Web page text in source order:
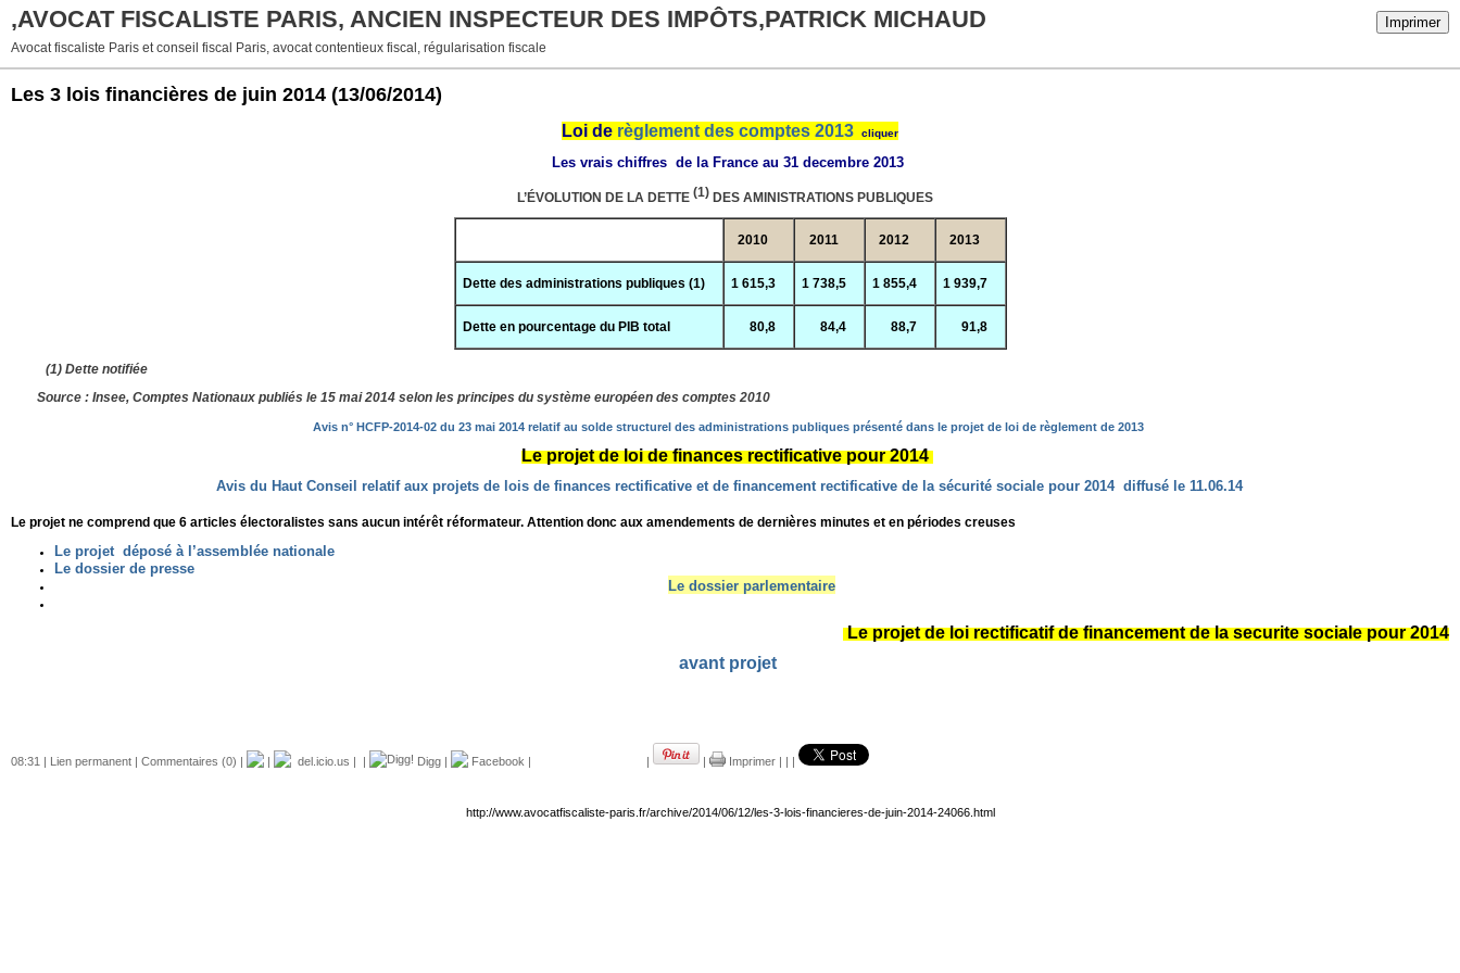
Imprimer
,AVOCAT FISCALISTE PARIS, ANCIEN INSPECTEUR DES IMPÔTS,PATRICK MICHAUD
Avocat fiscaliste Paris et conseil fiscal Paris, avocat contentieux fiscal, régularisation fiscale
Les 3 lois financières de juin 2014 (13/06/2014)
Loi de règlement des comptes 2013 cliquer
Les vrais chiffres de la France au 31 decembre 2013
L’ÉVOLUTION DE LA DETTE (1) DES AMINISTRATIONS PUBLIQUES
2010 2011 2012 2013
Dette des administrations publiques (1) 1 615,3 1 738,5 1 855,4 1 939,7
Dette en pourcentage du PIB total 80,8 84,4 88,7 91,8
(1) Dette notifiée
Source : Insee, Comptes Nationaux publiés le 15 mai 2014 selon les principes du système européen des comptes 2010
Avis n° HCFP-2014-02 du 23 mai 2014 relatif au solde structurel des administrations publiques présenté dans le projet de loi de règlement de 2013
Le projet de loi de finances rectificative pour 2014
Avis du Haut Conseil relatif aux projets de lois de finances rectificative et de financement rectificative de la sécurité sociale pour 2014 diffusé le 11.06.14
Le projet ne comprend que 6 articles électoralistes sans aucun intérêt réformateur. Attention donc aux amendements de dernières minutes et en périodes creuses
Le projet déposé à l’assemblée nationale
Le dossier de presse
Le dossier parlementaire
Le projet de loi rectificatif de financement de la securite sociale pour 2014
avant projet
08:31 | Lien permanent | Commentaires (0) | | del.icio.us | | Digg | Facebook | | | Imprimer | | |
http://www.avocatfiscaliste-paris.fr/archive/2014/06/12/les-3-lois-financieres-de-juin-2014-24066.html